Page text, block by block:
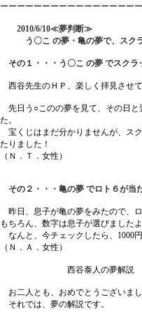
ーーーーーーーーーーーーーーーー
2010/6/10≪夢判断≫
う〇こ の夢・亀の夢で、スクラ
その１・・・う〇こ の夢 でスクラ
西谷先生のＨＰ、楽しく拝見させて
先日う○このの夢を見て、その日と
た。
宝くじはまだ分かりませんが、ス
たりました！
（Ｎ．Ｔ．女性）
その２・・・亀の夢 でロト６が当
昨日、息子が亀の夢をみたので、ロ
もちろん、数字は息子が選びましたよ
なんと、今チェックしたら、1000
（Ｎ．Ａ．女性）
西谷泰人の夢解説
お二人とも、おめでとうございまし
それでは、夢の解説です。